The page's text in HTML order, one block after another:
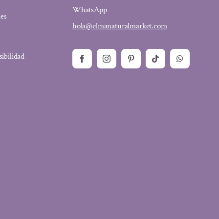
WhatsApp
hola@elmanaturalmarket.com